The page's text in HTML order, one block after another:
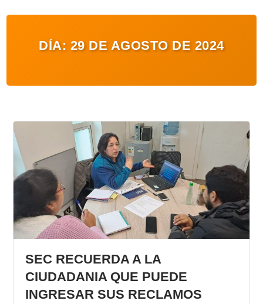
ENTRETENIMIENTO Y CULTURA
AUDIOS
VIDEOS
GALERIA DE FOTOS
APP MÓVIL
DÍA: 29 DE AGOSTO DE 2024
SEC RECUERDA A LA
CIUDADANIA QUE PUEDE
INGRESAR SUS RECLAMOS